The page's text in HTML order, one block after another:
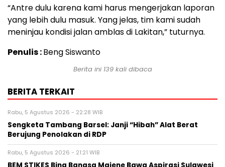
“Antre dulu karena kami harus mengerjakan laporan
yang lebih dulu masuk. Yang jelas, tim kami sudah
meninjau kondisi jalan amblas di Lakitan,” tuturnya.
Penulis :Beng Siswanto
Berita ini 139kali dibaca
BERITA TERKAIT
Rabu, 5 Agustus 2026 - 22:28 WIB
Sengketa Tambang Barsel: Janji “Hibah” Alat Berat
Berujung Penolakan di RDP
Rabu, 5 Agustus 2026 - 21:21 WIB